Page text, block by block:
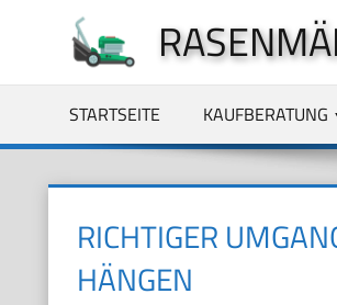
springen
STARTSEITE KAUFBERATUNG
RICHTIGER
HÄNGEN